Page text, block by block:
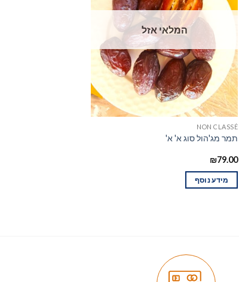
המלאי אזל
NON CLASSÉ
תמר מג'הול סוג א' א'
₪79.00
מידע נוסף